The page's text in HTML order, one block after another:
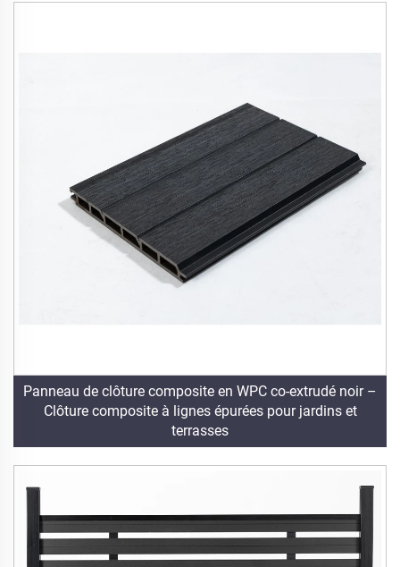
Panneau de clôture composite en WPC co-extrudé noir –
Clôture composite à lignes épurées pour jardins et
terrasses